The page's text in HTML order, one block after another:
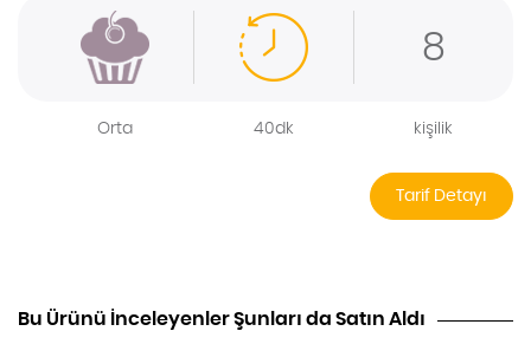
Orta 40dk
8
kişilik
Tarif Detayı
Bu Ürünü İnceleyenler Şunları da Satın Aldı